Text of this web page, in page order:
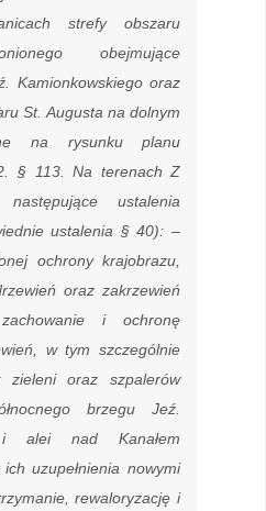
strefy obszaru
obejmujące
Kamionkowskiego oraz
St. Augusta na dolnym
na rysunku planu
§ 113. Na terenach Z
ustalenia
ustalenia § 40): –
ochrony krajobrazu,
oraz zakrzewień
i ochronę
w tym szczególnie
zieleni oraz szpalerów
brzegu Jeź.
i alei nad Kanałem
uzupełnienia nowymi
rewaloryzację i